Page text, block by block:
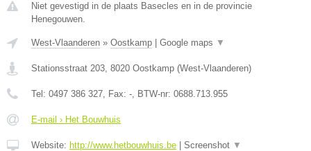
Niet gevestigd in de plaats Basecles en in de provincie
Henegouwen.
West-Vlaanderen » Oostkamp Google maps ▼
Stationsstraat 203, 8020 Oostkamp (West-Vlaanderen)
Tel: 0497 386 327, Fax: -, BTW-nr: 0688.713.955
E-mail › Het Bouwhuis
Website: http://www.hetbouwhuis.be Screenshot ▼